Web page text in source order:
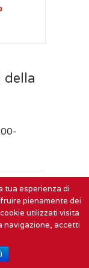
della
tua esperienza di
pienamente dei
utilizzati visita
navigazione, accetti